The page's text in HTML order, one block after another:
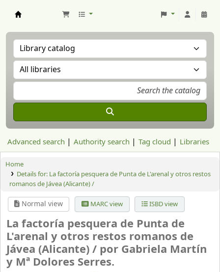
Advanced search Authority search Tag cloud Libraries
Home
Details for: La factoría pesquera de Punta de L'arenal y otros restos
romanos de Jávea (Alicante) /
Normal view MARC view ISBD view
La factoría pesquera de Punta de
L'arenal y otros restos romanos de
Jávea (Alicante) / por Gabriela Martín
y Mª Dolores Serres.